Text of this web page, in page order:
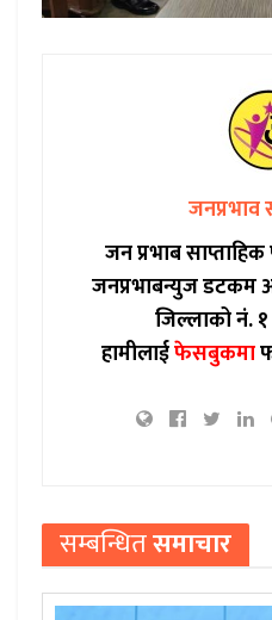
जनप्रभाव
जन प्रभाब साप्ताहिक
जनप्रभाबन्युज डटकम
जिल्लाको नं.
हामीलाईफेसबुकमा
सम्बन्धितसमाचार